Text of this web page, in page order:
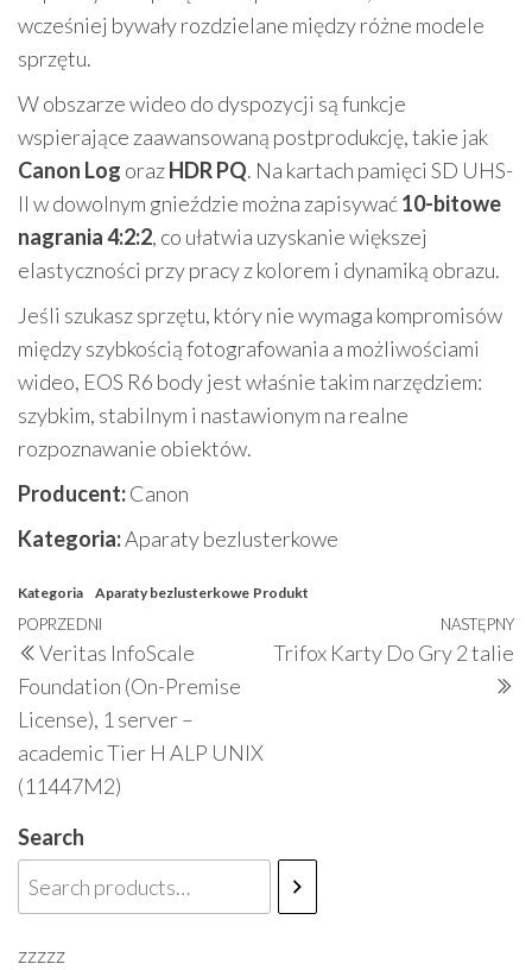
wcześniej bywały rozdzielane między różne modele
sprzętu.
W obszarze wideo do dyspozycji są funkcje
wspierające zaawansowaną postprodukcję, takie jak
Canon Log orazHDR PQ. Na kartach pamięci SD UHS-
II w dowolnym gnieździe można zapisywać10-bitowe
nagrania 4:2:2, co ułatwia uzyskanie większej
elastyczności przy pracy z kolorem i dynamiką obrazu.
Jeśli szukasz sprzętu, który nie wymaga kompromisów
między szybkością fotografowania a możliwościami
wideo, EOS R6 body jest właśnie takim narzędziem:
szybkim, stabilnym i nastawionym na realne
rozpoznawanie obiektów.
Producent:Canon
Kategoria:Aparaty bezlusterkowe
Kategoria Aparaty bezlusterkowe Produkt
Nawigacja
wpisu
Poprzedni
wpis
POPRZEDNI
Veritas InfoScale
Foundation (On-Premise
License), 1 server –
academic Tier H ALP UNIX
(11447M2)
NASTĘPNY
Trifox Karty Do Gry 2 talie
Search
zzzzz